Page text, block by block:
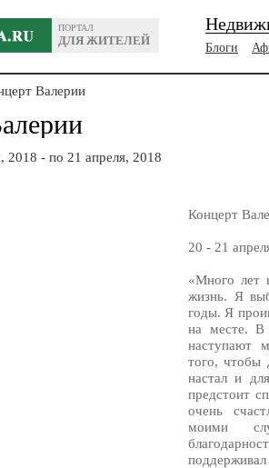
ПОРТАЛ
ДЛЯ ЖИТЕЛЕЙ
Блоги
Валерии
2018 - по 21 апреля, 2018
Концерт
20 - 21
«Много лет
жизнь. Я
годы. Я
на месте. В
наступают
того, чтобы
настал и
предстоит
очень
моими